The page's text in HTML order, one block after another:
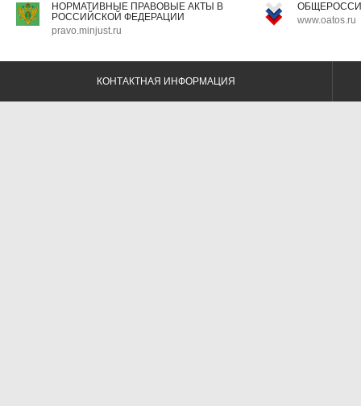
НОРМАТИВНЫЕ ПРАВОВЫЕ АКТЫ В
РОССИЙСКОЙ ФЕДЕРАЦИИ
pravo.minjust.ru
www.oatos.ru
КОНТАКТНАЯ ИНФОРМАЦИЯ